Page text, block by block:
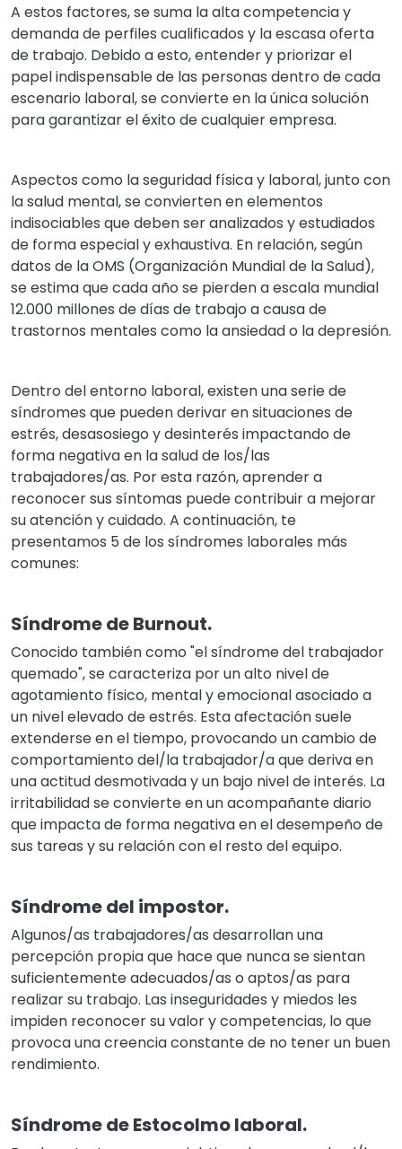
A estos factores, se suma la alta competencia y
demanda de perfiles cualificados y la escasa oferta
de trabajo. Debido a esto, entender y priorizar el
papel indispensable de las personas dentro de cada
escenario laboral, se convierte en la única solución
para garantizar el éxito de cualquier empresa.
Aspectos como la seguridad física y laboral, junto con
la salud mental, se convierten en elementos
indisociables que deben ser analizados y estudiados
de forma especial y exhaustiva. En relación, según
datos de la OMS (Organización Mundial de la Salud),
se estima que cada año se pierden a escala mundial
12.000 millones de días de trabajo a causa de
trastornos mentales como la ansiedad o la depresión.
Dentro del entorno laboral, existen una serie de
síndromes que pueden derivar en situaciones de
estrés, desasosiego y desinterés impactando de
forma negativa en la salud de los/las
trabajadores/as. Por esta razón, aprender a
reconocer sus síntomas puede contribuir a mejorar
su atención y cuidado. A continuación, te
presentamos 5 de los síndromes laborales más
comunes:
Síndrome de Burnout.
Conocido también como "el síndrome del trabajador
quemado", se caracteriza por un alto nivel de
agotamiento físico, mental y emocional asociado a
un nivel elevado de estrés. Esta afectación suele
extenderse en el tiempo, provocando un cambio de
comportamiento del/la trabajador/a que deriva en
una actitud desmotivada y un bajo nivel de interés. La
irritabilidad se convierte en un acompañante diario
que impacta de forma negativa en el desempeño de
sus tareas y su relación con el resto del equipo.
Síndrome del impostor.
Algunos/as trabajadores/as desarrollan una
percepción propia que hace que nunca se sientan
suficientemente adecuados/as o aptos/as para
realizar su trabajo. Las inseguridades y miedos les
impiden reconocer su valor y competencias, lo que
provoca una creencia constante de no tener un buen
rendimiento.
Síndrome de Estocolmo laboral.